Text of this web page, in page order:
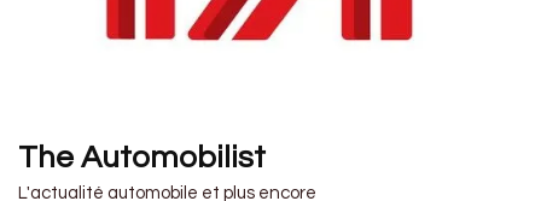
The Automobilist
L'actualité automobile et plus encore